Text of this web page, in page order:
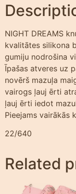
NIGHT DREAMS
kvalitātes silikona
gumiju nodrošina
Īpašas atveres uz
novērš mazuļa
vairogs ļauj ērti
ļauj ērti iedot
Pieejams vairākās
22/640
Related